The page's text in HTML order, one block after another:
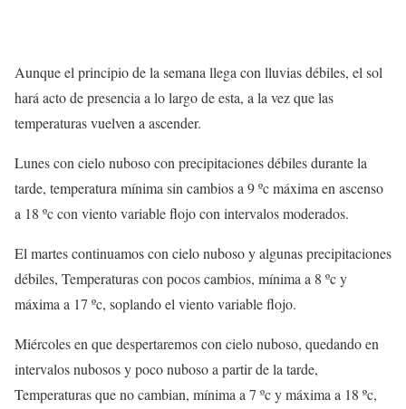
Aunque el principio de la semana llega con lluvias débiles, el sol
hará acto de presencia a lo largo de esta, a la vez que las
temperaturas vuelven a ascender.
Lunes con cielo nuboso con precipitaciones débiles durante la
tarde, temperatura mínima sin cambios a 9 ºc máxima en ascenso
a 18 ºc con viento variable flojo con intervalos moderados.
El martes continuamos con cielo nuboso y algunas precipitaciones
débiles, Temperaturas con pocos cambios, mínima a 8 ºc y
máxima a 17 ºc, soplando el viento variable flojo.
Miércoles en que despertaremos con cielo nuboso, quedando en
intervalos nubosos y poco nuboso a partir de la tarde,
Temperaturas que no cambian, mínima a 7 ºc y máxima a 18 ºc,